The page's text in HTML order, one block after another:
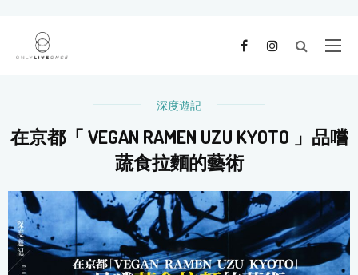
深度遊記
在京都「 VEGAN RAMEN UZU KYOTO 」品嚐
蔬食拉麵的藝術